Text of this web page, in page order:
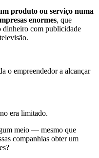
produto ou serviço numa
enormes, que
dinheiro com publicidade
era limitado.
meio — mesmo que
companhias obter um